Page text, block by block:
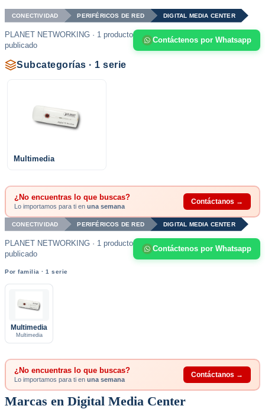
CONECTIVIDAD PERIFÉRICOS DE RED DIGITAL MEDIA CENTER
PLANET NETWORKING · 1 producto
publicado
Contáctenos por Whatsapp
Subcategorías · 1 serie
Multimedia
¿No encuentras lo que buscas?
Lo importamos para ti en una semana
Contáctanos →
CONECTIVIDAD PERIFÉRICOS DE RED DIGITAL MEDIA CENTER
PLANET NETWORKING · 1 producto
publicado
Contáctenos por Whatsapp
Por familia · 1 serie
Multimedia
Multimedia
¿No encuentras lo que buscas?
Lo importamos para ti en una semana
Contáctanos →
Marcas en Digital Media Center